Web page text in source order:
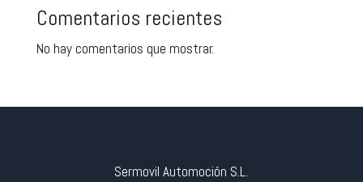
Comentarios recientes
No hay comentarios que mostrar.
Sermovil Automoción S.L.